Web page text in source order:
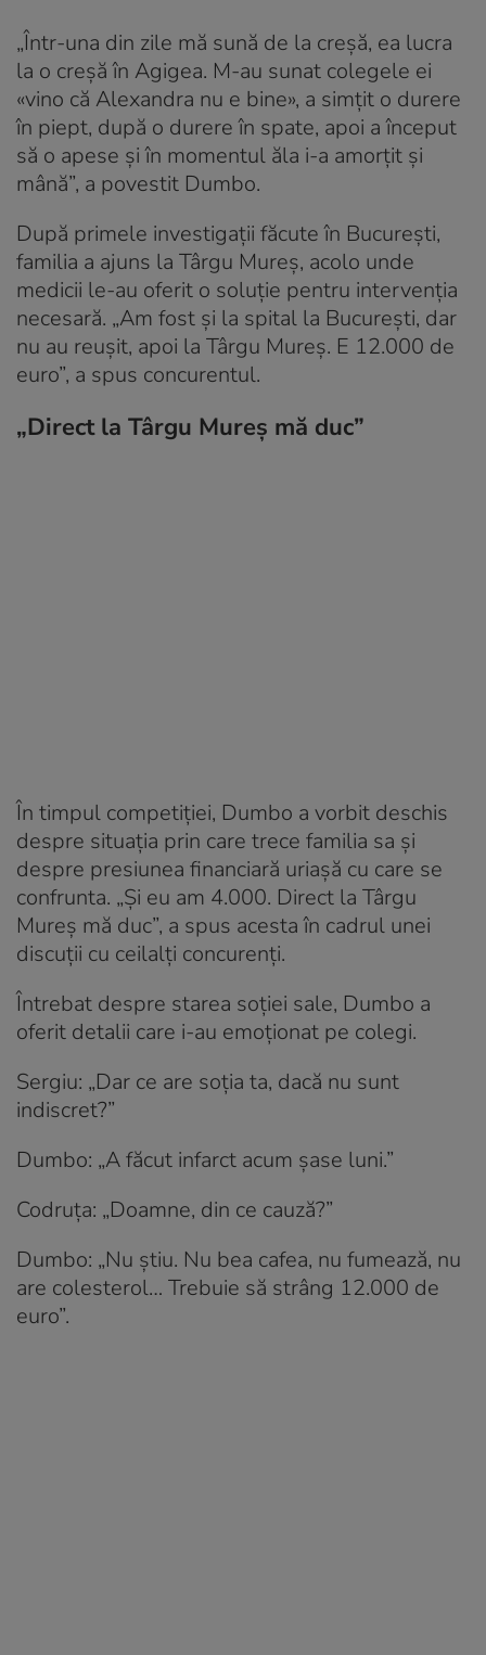
„Într-una din zile mă sună de la creșă, ea lucra
la o creșă în Agigea. M-au sunat colegele ei
«vino că Alexandra nu e bine», a simțit o durere
în piept, după o durere în spate, apoi a început
să o apese și în momentul ăla i-a amorțit și
mână”, a povestit Dumbo.
După primele investigații făcute în București,
familia a ajuns la Târgu Mureș, acolo unde
medicii le-au oferit o soluție pentru intervenția
necesară. „Am fost și la spital la București, dar
nu au reușit, apoi la Târgu Mureș. E 12.000 de
euro”, a spus concurentul.
„Direct la Târgu Mureș mă duc”
În timpul competiției, Dumbo a vorbit deschis
despre situația prin care trece familia sa și
despre presiunea financiară uriașă cu care se
confrunta. „Și eu am 4.000. Direct la Târgu
Mureș mă duc”, a spus acesta în cadrul unei
discuții cu ceilalți concurenți.
Întrebat despre starea soției sale, Dumbo a
oferit detalii care i-au emoționat pe colegi.
Sergiu: „Dar ce are soția ta, dacă nu sunt
indiscret?”
Dumbo: „A făcut infarct acum șase luni.”
Codruța: „Doamne, din ce cauză?”
Dumbo: „Nu știu. Nu bea cafea, nu fumează, nu
are colesterol… Trebuie să strâng 12.000 de
euro”.